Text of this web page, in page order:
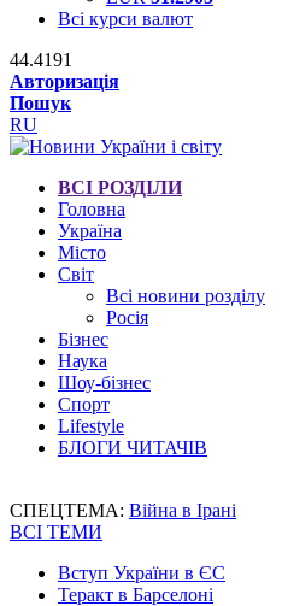
Всі курси валют
44.4191
Авторизація
Пошук
RU
ВСІ РОЗДІЛИ
Головна
Україна
Місто
Світ
Всі новини розділу
Росія
Бізнес
Наука
Шоу-бізнес
Спорт
Lifestyle
БЛОГИ ЧИТАЧІВ
СПЕЦТЕМА: Війна в Ірані
ВСІ ТЕМИ
Вступ України в ЄС
Теракт в Барселоні